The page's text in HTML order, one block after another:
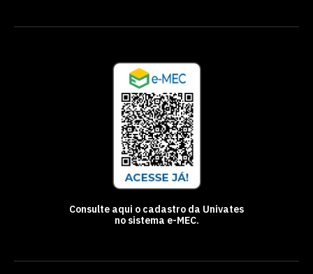
Consulte aqui o cadastro da Univates
no sistema e-MEC.